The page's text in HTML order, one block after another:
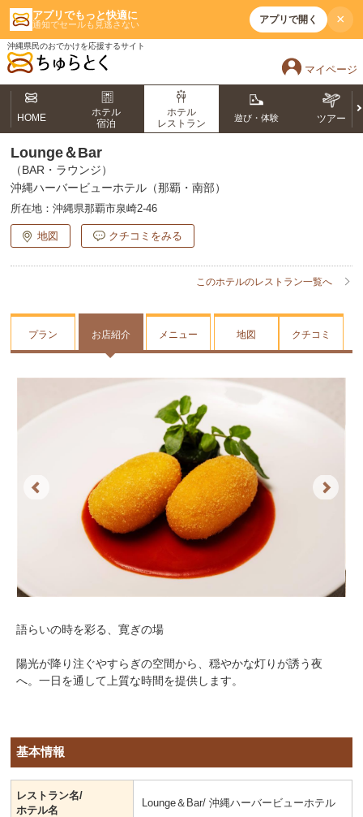
アプリでもっと快適に
通知でセールも見逃さない アプリで開く ×
沖縄県民のおでかけを応援するサイト
マイページ
HOME
ホテル
宿泊
ホテル
レストラン
遊び・体験 ツアー
Lounge＆Bar
（BAR・ラウンジ）
沖縄ハーバービューホテル（那覇・南部）
所在地： 沖縄県那覇市泉崎2-46
地図 クチコミをみる
このホテルのレストラン一覧へ
プラン お店紹介 メニュー 地図 クチコミ
Previous Next
語らいの時を彩る、寛ぎの場
陽光が降り注ぐやすらぎの空間から、穏やかな灯りが誘う夜
へ。一日を通して上質な時間を提供します。
基本情報
レストラン名/
ホテル名
Lounge＆Bar/ 沖縄ハーバービューホテル